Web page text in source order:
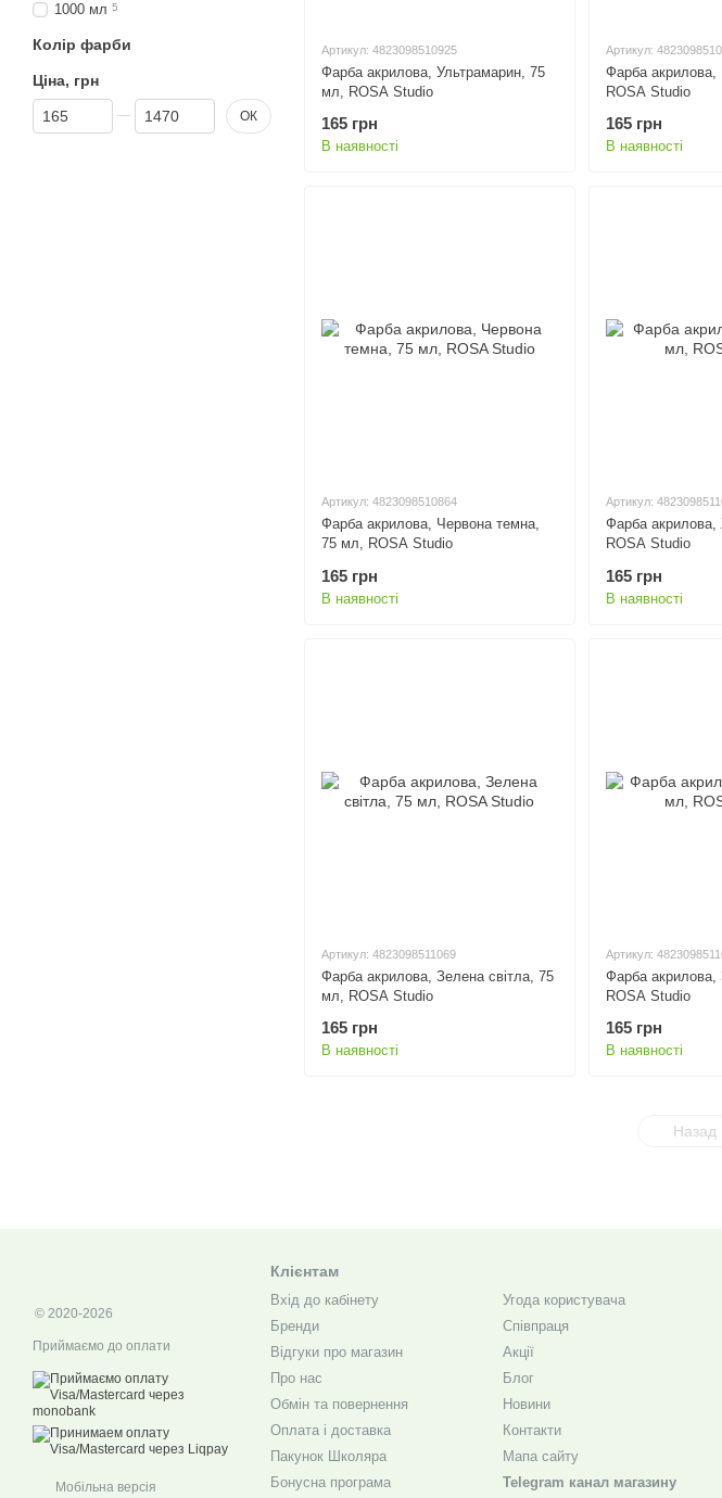
Артикул: 4823098510925
Фарба акрилова, Ультрамарин, 75
мл, ROSA Studio
165 грн
В наявності
Артикул:
Фарба акрилова,
ROSA Studio
165 грн
В наявності
Артикул: 4823098510864
Фарба акрилова, Червона темна,
75 мл, ROSA Studio
165 грн
В наявності
Артикул:
Фарба
ROSA Studio
165 грн
В наявності
Артикул: 4823098511069
Фарба акрилова, Зелена світла, 75
мл, ROSA Studio
165 грн
В наявності
Артикул:
Фарба акрилова,
ROSA Studio
165 грн
В наявності
Назад
1000 мл 5
Колір фарби
Ціна, грн
Від Ціна, грн
До Ціна, грн ОК
© 2020-2026
Приймаємо до оплати
Мобільна версія
Клієнтам
Вхід до кабінету
Бренди
Відгуки про магазин
Про нас
Обмін та повернення
Оплата і доставка
Пакунок Школяра
Бонусна програма
Угода користувача
Співпраця
Акції
Блог
Новини
Контакти
Мапа сайту
Telegram канал магазину